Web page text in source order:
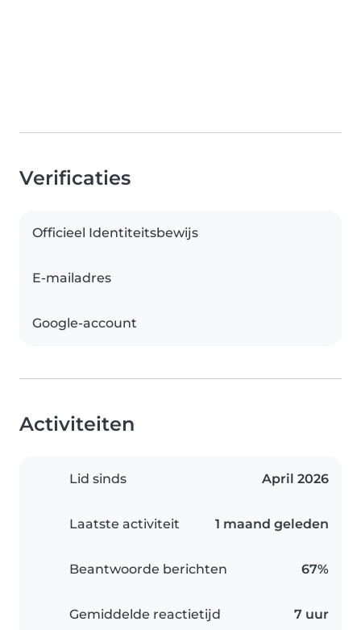
Verificaties
Officieel Identiteitsbewijs
E-mailadres
Google-account
Activiteiten
Lid sinds April 2026
Laatste activiteit 1 maand geleden
Beantwoorde berichten 67%
Gemiddelde reactietijd 7 uur